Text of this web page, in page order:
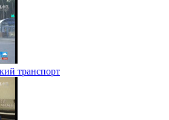
транспорт